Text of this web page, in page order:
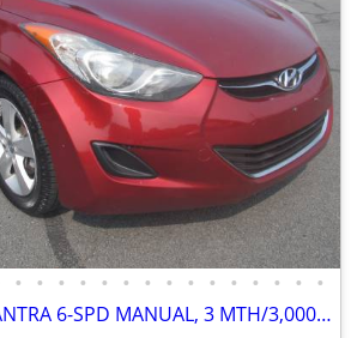
• • • • • • • • • • • • • • •
2013 HYUNDAI ELANTRA 6-SPD MANUAL, 3 MTH/3,000 ML POWERTRIAN WARRANTY